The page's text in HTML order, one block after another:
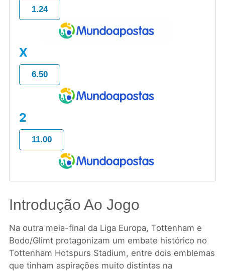
1.24
X
6.50
2
11.00
Introdução Ao Jogo
Na outra meia-final da Liga Europa, Tottenham e
Bodo/Glimt protagonizam um embate histórico no
Tottenham Hotspurs Stadium, entre dois emblemas
que tinham aspirações muito distintas na